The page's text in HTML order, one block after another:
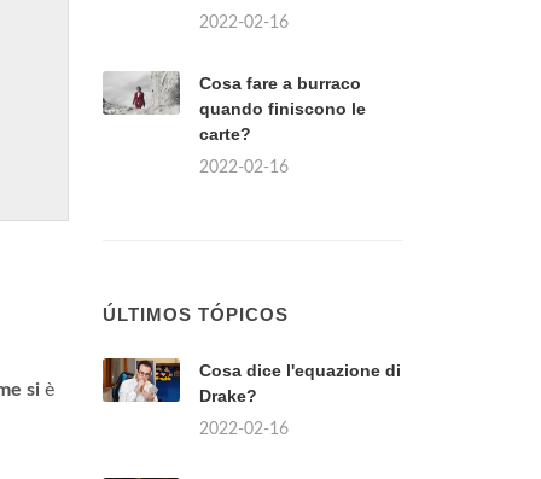
si è
2022-02-16
Cosa fare a burraco
quando finiscono le
carte?
2022-02-16
ÚLTIMOS TÓPICOS
Cosa dice l'equazione di
Drake?
2022-02-16